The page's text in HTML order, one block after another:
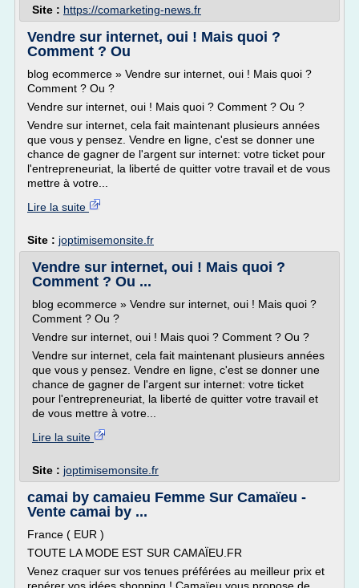
Site : https://comarketing-news.fr
Vendre sur internet, oui ! Mais quoi ?
Comment ? Ou
blog ecommerce » Vendre sur internet, oui ! Mais quoi ?
Comment ? Ou ?
Vendre sur internet, oui ! Mais quoi ? Comment ? Ou ?
Vendre sur internet, cela fait maintenant plusieurs années
que vous y pensez. Vendre en ligne, c'est se donner une
chance de gagner de l'argent sur internet: votre ticket pour
l'entrepreneuriat, la liberté de quitter votre travail et de vous
mettre à votre...
Lire la suite
Site : joptimisemonsite.fr
Vendre sur internet, oui ! Mais quoi ?
Comment ? Ou ...
blog ecommerce » Vendre sur internet, oui ! Mais quoi ?
Comment ? Ou ?
Vendre sur internet, oui ! Mais quoi ? Comment ? Ou ?
Vendre sur internet, cela fait maintenant plusieurs années
que vous y pensez. Vendre en ligne, c'est se donner une
chance de gagner de l'argent sur internet: votre ticket
pour l'entrepreneuriat, la liberté de quitter votre travail et
de vous mettre à votre...
Lire la suite
Site : joptimisemonsite.fr
camai by camaieu Femme Sur Camaïeu -
Vente camai by ...
France ( EUR )
TOUTE LA MODE EST SUR CAMAÏEU.FR
Venez craquer sur vos tenues préférées au meilleur prix et